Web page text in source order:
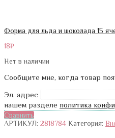
Форма для льда и шоколада 15
18₽
Нет в наличии
Сообщите мне, когда товар
Эл. адрес
нашем разделе политика
Сравнить
АРТИКУЛ: 2818784 Категория: